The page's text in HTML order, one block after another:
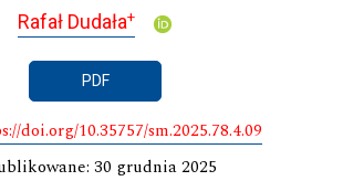
Rafał Dudała+
PDF
doi.org/10.35757/sm.2025.78.4.09
30 grudnia 2025